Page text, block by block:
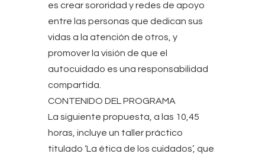
es crear sororidad y redes de apoyo
entre las personas que dedican sus
vidas a la atención de otros, y
promover la visión de que el
autocuidado es una responsabilidad
compartida.
CONTENIDO DEL PROGRAMA
La siguiente propuesta, a las 10,45
horas, incluye un taller práctico
titulado ‘La ética de los cuidados’, que